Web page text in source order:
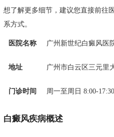
想了解更多细节，建议您直接前往
系方式。
医院名称 广州新世纪白癜风医
地址 广州市白云区三元里
门诊时间 周一至周日 8:00-17:30
白癜风疾病概述